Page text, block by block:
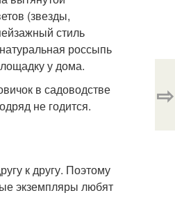
(звезды,
стиль
россыпь
у дома.
в садоводстве
не годится.
к другу. Поэтому
экземпляры любят
⇨